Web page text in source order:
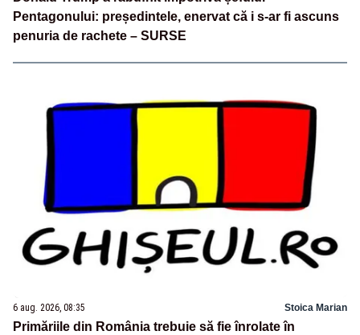
Pentagonului: președintele, enervat că i s-ar fi ascuns
penuria de rachete – SURSE
6 aug. 2026, 08:35 Stoica Marian
Primăriile din România trebuie să fie înrolate în